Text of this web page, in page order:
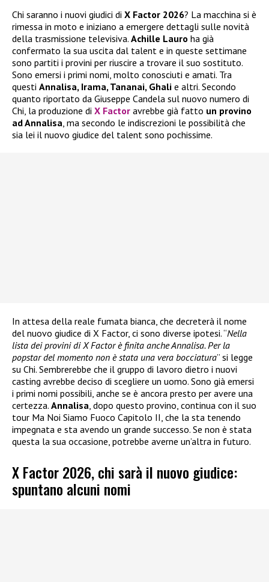
Chi saranno i nuovi giudici di X Factor 2026? La macchina si è
rimessa in moto e iniziano a emergere dettagli sulle novità
della trasmissione televisiva. Achille Lauro ha già
confermato la sua uscita dal talent e in queste settimane
sono partiti i provini per riuscire a trovare il suo sostituto.
Sono emersi i primi nomi, molto conosciuti e amati. Tra
questi Annalisa, Irama, Tananai, Ghali e altri. Secondo
quanto riportato da Giuseppe Candela sul nuovo numero di
Chi, la produzione di X Factor avrebbe già fatto un provino
ad Annalisa, ma secondo le indiscrezioni le possibilità che
sia lei il nuovo giudice del talent sono pochissime.
In attesa della reale fumata bianca, che decreterà il nome
del nuovo giudice di X Factor, ci sono diverse ipotesi. “Nella
lista dei provini di X Factor è finita anche Annalisa. Per la
popstar del momento non è stata una vera bocciatura” si legge
su Chi. Sembrerebbe che il gruppo di lavoro dietro i nuovi
casting avrebbe deciso di scegliere un uomo. Sono già emersi
i primi nomi possibili, anche se è ancora presto per avere una
certezza. Annalisa, dopo questo provino, continua con il suo
tour Ma Noi Siamo Fuoco Capitolo II, che la sta tenendo
impegnata e sta avendo un grande successo. Se non è stata
questa la sua occasione, potrebbe averne un’altra in futuro.
X Factor 2026, chi sarà il nuovo giudice:
spuntano alcuni nomi